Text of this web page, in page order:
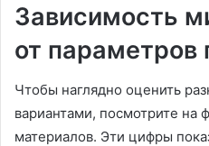
Зависимость
от параметров
Чтобы наглядно оценить
вариантами, посмотрите на
материалов. Эти цифры